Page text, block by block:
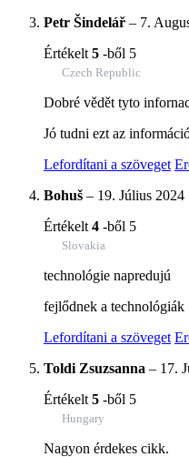
Petr Šindelář – 7.
Értékelt 5 -ből 5
Czech Republic
Dobré vědět tyto
Jó tudni ezt az
Lefordítani a szöveget
Bohuš – 19. Július 2024
Értékelt 4 -ből 5
Slovakia
technológie napredujú
fejlődnek a technológiák
Lefordítani a szöveget
Toldi Zsuzsanna – 17.
Értékelt 5 -ből 5
Hungary
Nagyon érdekes cikk.